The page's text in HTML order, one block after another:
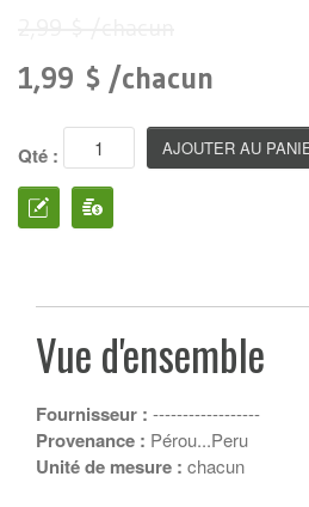
1,99 $ /chacun
Qté :
Vue d'ensemble
Fournisseur : ------------------
Provenance : Pérou...Peru
Unité de mesure : chacun